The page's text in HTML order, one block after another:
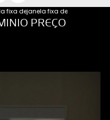
fixa de aluminio
janela fixa de aluminio
PREÇO